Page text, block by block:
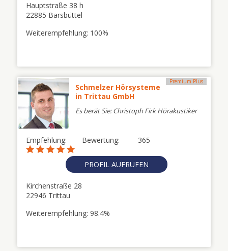
Hauptstraße 38 h
22885 Barsbüttel
Weiterempfehlung: 100%
Premium Plus
Schmelzer Hörsysteme
in Trittau GmbH
Es berät Sie: Christoph Firk Hörakustiker
Empfehlung: 365
Bewertung:
PROFIL AUFRUFEN
Kirchenstraße 28
22946 Trittau
Weiterempfehlung: 98.4%